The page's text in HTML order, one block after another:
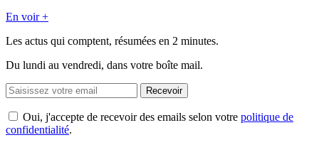
En voir +
Les actus qui comptent, résumées en 2 minutes.
Du lundi au vendredi, dans votre boîte mail.
Recevoir
Oui, j'accepte de recevoir des emails selon votre politique de
confidentialité.